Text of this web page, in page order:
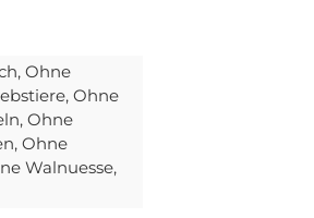
, Ohne
, Ohne
, Ohne
, Ohne
Walnuesse,